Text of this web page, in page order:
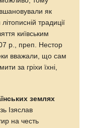
вшановували як
традиції
київським
р., преп. Нестор
вважали, що сам
за гріхи їхні,
землях
Ізяслав
на честь